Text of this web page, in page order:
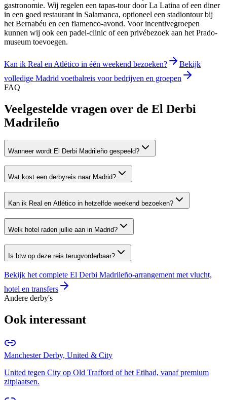
gastronomie. Wij regelen een tapas-tour door La Latina of een diner
in een goed restaurant in Salamanca, optioneel een stadiontour bij
het Bernabéu en een flamenco-avond. Voor incentivegroepen
kunnen wij ook een padel-clinic of een privébezoek aan het Prado-
museum toevoegen.
Kan ik Real en Atlético in één weekend bezoeken?
Bekijk
volledige Madrid voetbalreis voor bedrijven en groepen
FAQ
Veelgestelde vragen over de El Derbi
Madrileño
Wanneer wordt El Derbi Madrileño gespeeld?
Wat kost een derbyreis naar Madrid?
Kan ik Real en Atlético in hetzelfde weekend bezoeken?
Welk hotel raden jullie aan in Madrid?
Is btw op deze reis terugvorderbaar?
Bekijk het complete El Derbi Madrileño-arrangement met vlucht,
hotel en transfers
Andere derby's
Ook interessant
Manchester Derby, United & City
United tegen City op Old Trafford of het Etihad, vanaf premium
zitplaatsen.